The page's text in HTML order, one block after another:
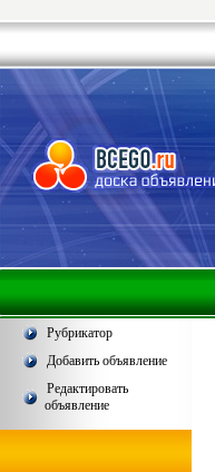
Рубрикатор
Добавить объявление
Редактировать
объявление